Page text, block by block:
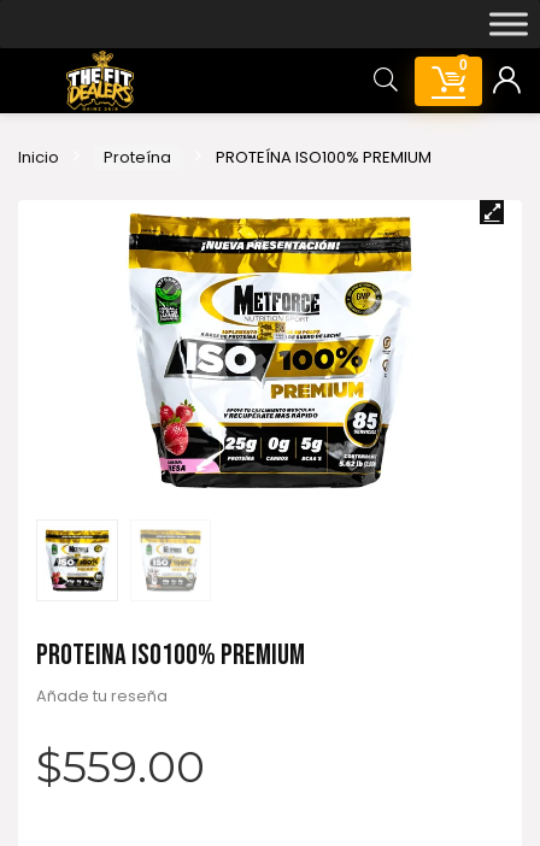
0
Inicio Proteína PROTEÍNA ISO100% PREMIUM
PROTEÍNA ISO100% PREMIUM
Añade tu reseña
$559.00